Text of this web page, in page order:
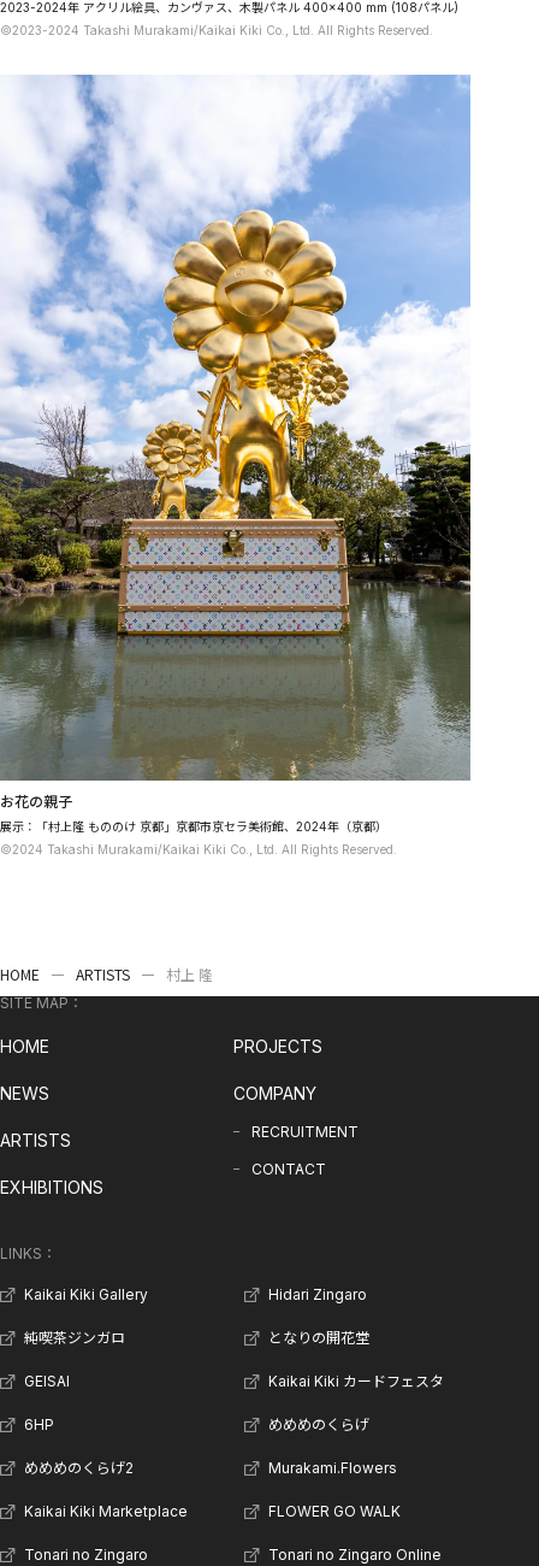
2023-2024年 アクリル絵具、カンヴァス、木製パネル 400×400 mm (108パネル)
©2023-2024 Takashi Murakami/Kaikai Kiki Co., Ltd. All Rights Reserved.
お花の親子
展示：「村上隆 もののけ 京都」京都市京セラ美術館、2024年（京都）
©2024 Takashi Murakami/Kaikai Kiki Co., Ltd. All Rights Reserved.
HOME ARTISTS 村上 隆
SITE MAP：
HOME
NEWS
ARTISTS
EXHIBITIONS
PROJECTS
COMPANY
RECRUITMENT
CONTACT
LINKS：
Kaikai Kiki Gallery Hidari Zingaro
純喫茶ジンガロ となりの開花堂
GEISAI Kaikai Kiki カードフェスタ
6HP めめめのくらげ
めめめのくらげ2 Murakami.Flowers
Kaikai Kiki Marketplace FLOWER GO WALK
Tonari no Zingaro Tonari no Zingaro Online